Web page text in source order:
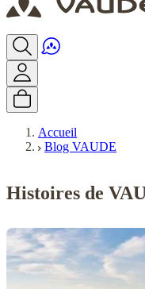
Accueil
Blog VAUDE
Histoires de